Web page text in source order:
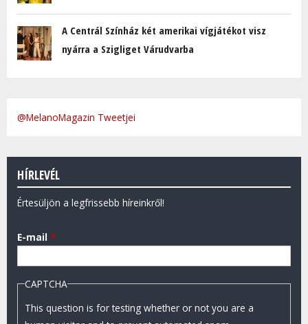
A Centrál Színház két amerikai vígjátékot visz
nyárra a Szigliget Várudvarba
@MelanoMagazin Tweetjei
HÍRLEVÉL
Értesüljön a legfrissebb híreinkről!
E-mail *
CAPTCHA
This question is for testing whether or not you are a